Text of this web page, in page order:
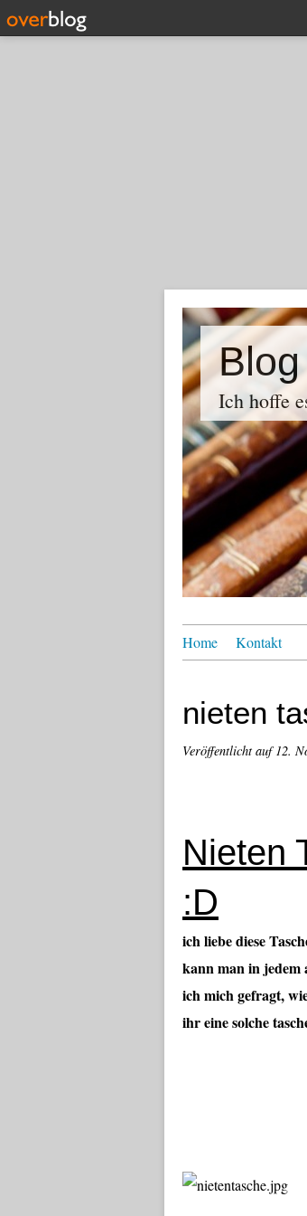
Ich hoffe
Home Kontakt
nieten
Veröffentlicht auf12.
Nieten
:D
ich liebe diese
kann man in jedem
ich mich gefragt,
ihr eine solche